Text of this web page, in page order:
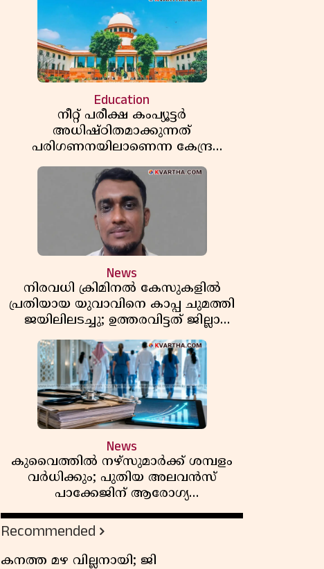
Education
നീറ്റ് പരീക്ഷ കംപ്യൂട്ടർ
അധിഷ്ഠിതമാക്കുന്നത്
പരിഗണനയിലാണെന്ന കേന്ദ്ര
സർക്കാരിൻ്റെ സത്യവാങ്മൂലത്തിൽ
മറുപടി നൽകാൻ ഹർജിക്കാരോട്
സുപ്രീംകോടതി
News
നിരവധി ക്രിമിനൽ കേസുകളിൽ
പ്രതിയായ യുവാവിനെ കാപ്പ ചുമത്തി
ജയിലിലടച്ചു; ഉത്തരവിട്ടത് ജില്ലാ
കളക്ടർ
News
കുവൈത്തിൽ നഴ്‌സുമാർക്ക് ശമ്പളം
വർധിക്കും; പുതിയ അലവൻസ്
പാക്കേജിന് ആരോഗ്യ
മന്ത്രാലയത്തിൻ്റെ അംഗീകാരം
Recommended
കനത്ത മഴ വില്ലനായി; ജി